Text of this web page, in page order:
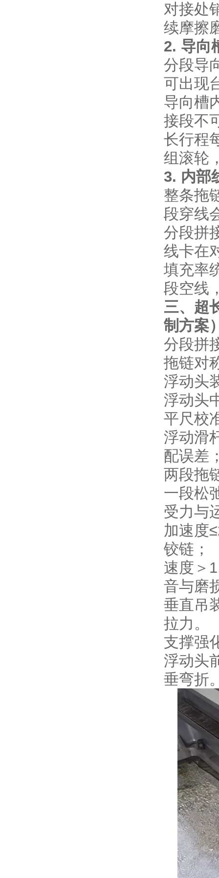
对接处
续摩擦
2. 导向
分段导
可出现
导向槽
接段不
长行程
组滚轮
3. 内部
整条拖
段穿线
分段拼
线卡在
填充率
段空线
三、超
制方案
分段拼
拖链对
浮动头
浮动头
平尺校
浮动滑
配误差
两段拖
一段松
受力与
加速度
铰链；
速度＞
音与磨
垂直吊
拉力。
支撑强
浮动头
垂弯折